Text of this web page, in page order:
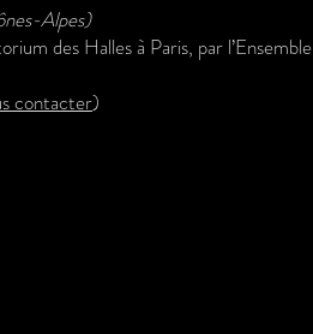
Alpes)
des Halles à Paris, par
contacter)